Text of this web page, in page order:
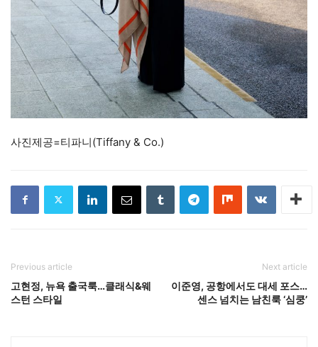
사진제공=티파니(Tiffany & Co.)
Previous article
고현정, 뉴욕 출국룩…클래식&웨
스턴 스타일
Next article
이준영, 공항에서도 대세 포스…
센스 넘치는 남친룩 ‘심쿵’